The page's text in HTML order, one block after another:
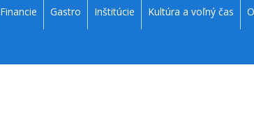
Financie Gastro Inštitúcie Kultúra a voľný čas